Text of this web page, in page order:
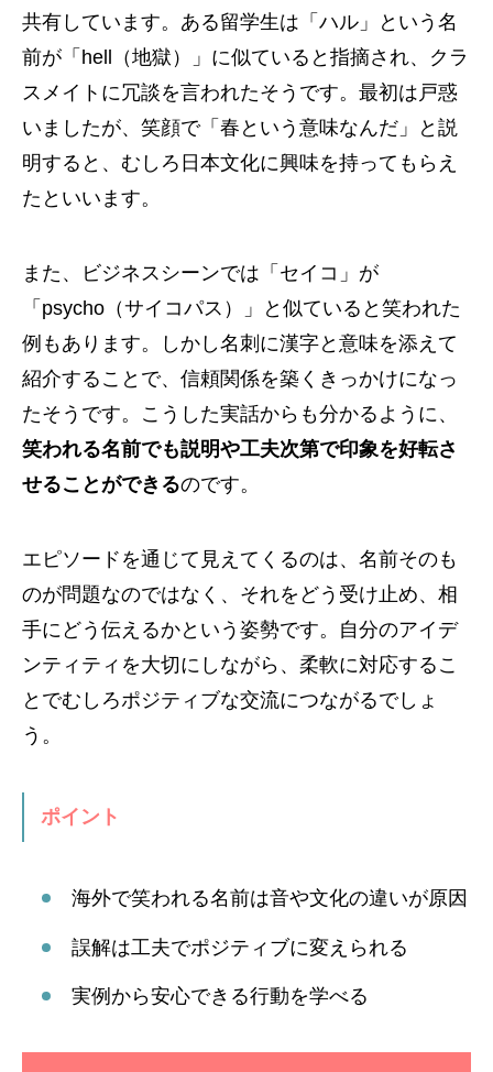
共有しています。ある留学生は「ハル」という名
前が「hell（地獄）」に似ていると指摘され、クラ
スメイトに冗談を言われたそうです。最初は戸惑
いましたが、笑顔で「春という意味なんだ」と説
明すると、むしろ日本文化に興味を持ってもらえ
たといいます。
また、ビジネスシーンでは「セイコ」が
「psycho（サイコパス）」と似ていると笑われた
例もあります。しかし名刺に漢字と意味を添えて
紹介することで、信頼関係を築くきっかけになっ
たそうです。こうした実話からも分かるように、
笑われる名前でも説明や工夫次第で印象を好転さ
せることができるのです。
エピソードを通じて見えてくるのは、名前そのも
のが問題なのではなく、それをどう受け止め、相
手にどう伝えるかという姿勢です。自分のアイデ
ンティティを大切にしながら、柔軟に対応するこ
とでむしろポジティブな交流につながるでしょ
う。
ポイント
海外で笑われる名前は音や文化の違いが原因
誤解は工夫でポジティブに変えられる
実例から安心できる行動を学べる